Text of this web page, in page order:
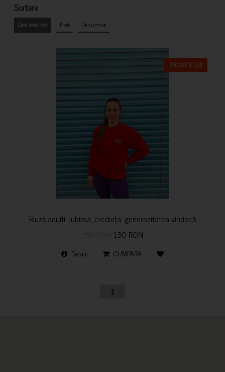
Sortare
Cele mai noi Pret Denumire
PROMOTIE 13%
Bluză adulți- iubirea, credința, generozitatea vindecă
130 RON
Detalii CUMPARA
1